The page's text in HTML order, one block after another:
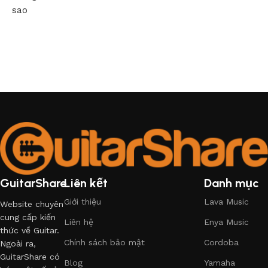
sao
GuitarShare
Website chuyên
cung cấp kiến
thức về Guitar.
Ngoài ra,
GuitarShare có
Liên kết
Giới thiệu
Liên hệ
Chính sách bảo mật
Blog
Danh mục
Lava Music
Enya Music
Cordoba
Yamaha